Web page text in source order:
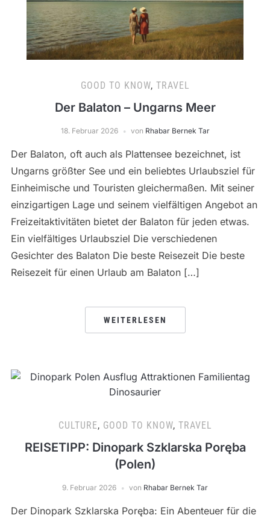
GOOD TO KNOW, TRAVEL
Der Balaton – Ungarns Meer
18. Februar 2026 von Rhabar Bernek Tar
Der Balaton, oft auch als Plattensee bezeichnet, ist
Ungarns größter See und ein beliebtes Urlaubsziel für
Einheimische und Touristen gleichermaßen. Mit seiner
einzigartigen Lage und seinem vielfältigen Angebot an
Freizeitaktivitäten bietet der Balaton für jeden etwas.
Ein vielfältiges Urlaubsziel Die verschiedenen
Gesichter des Balaton Die beste Reisezeit Die beste
Reisezeit für einen Urlaub am Balaton […]
WEITERLESEN
CULTURE, GOOD TO KNOW, TRAVEL
REISETIPP: Dinopark Szklarska Poręba
(Polen)
9. Februar 2026 von Rhabar Bernek Tar
Der Dinopark Szklarska Poręba: Ein Abenteuer für die